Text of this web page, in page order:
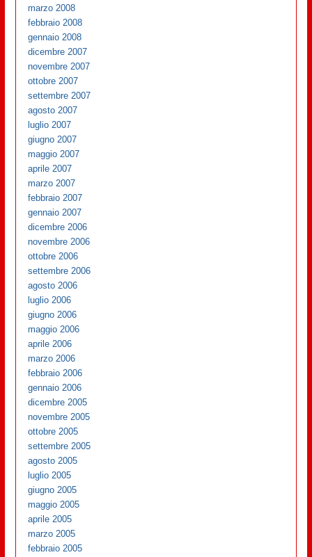
marzo 2008
febbraio 2008
gennaio 2008
dicembre 2007
novembre 2007
ottobre 2007
settembre 2007
agosto 2007
luglio 2007
giugno 2007
maggio 2007
aprile 2007
marzo 2007
febbraio 2007
gennaio 2007
dicembre 2006
novembre 2006
ottobre 2006
settembre 2006
agosto 2006
luglio 2006
giugno 2006
maggio 2006
aprile 2006
marzo 2006
febbraio 2006
gennaio 2006
dicembre 2005
novembre 2005
ottobre 2005
settembre 2005
agosto 2005
luglio 2005
giugno 2005
maggio 2005
aprile 2005
marzo 2005
febbraio 2005